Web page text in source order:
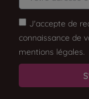
J'accepte de
connaissance de
mentions légales.